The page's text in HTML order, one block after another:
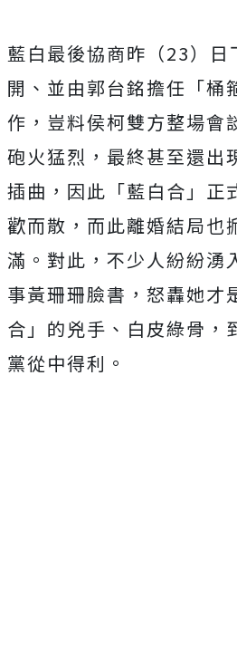
藍白最後協商昨（23）日
開、並由郭台銘擔任「桶
作，豈料侯柯雙方整場會
砲火猛烈，最終甚至還出
插曲，因此「藍白合」正
歡而散，而此離婚結局也
滿。對此，不少人紛紛湧
事黃珊珊臉書，怒轟她才
合」的兇手、白皮綠骨，
黨從中得利。